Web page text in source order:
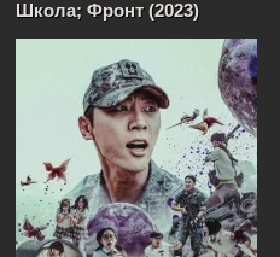
Школа; Фронт (2023)